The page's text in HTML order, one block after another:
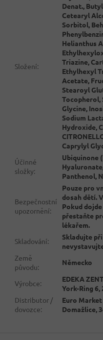
Složení:
Denat.,
Cetearyl
Sorbitol,
Helianthus
Triazine,
Ethylhexyl
Acetate,
Stearoyl
Tocopherol,
Glycine,
Sodium
Hydroxide,
Caprylyl
Účinné
složky:
Ubiquinone
Panthenol,
Bezpečnostní
upozornění:
Pouze pro
dosah dětí.
Pokud
přestaňte
lékařem.
Skladování:
Skladujte
Země
původu:
Německo
Výrobce:
EDEKA
York-Ring 6,
Distributor /
dovozce:
Euro Market
Domažlice,